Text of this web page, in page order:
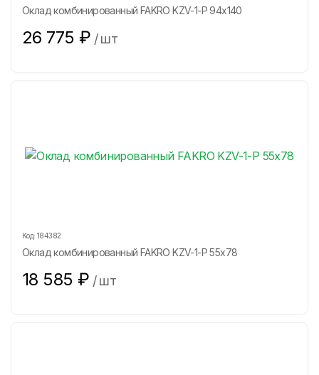
Оклад комбинированный FAKRO KZV-1-P 94х140
26 775 ₽ /шт
Код: 184382
Оклад комбинированный FAKRO KZV-1-P 55х78
18 585 ₽ /шт